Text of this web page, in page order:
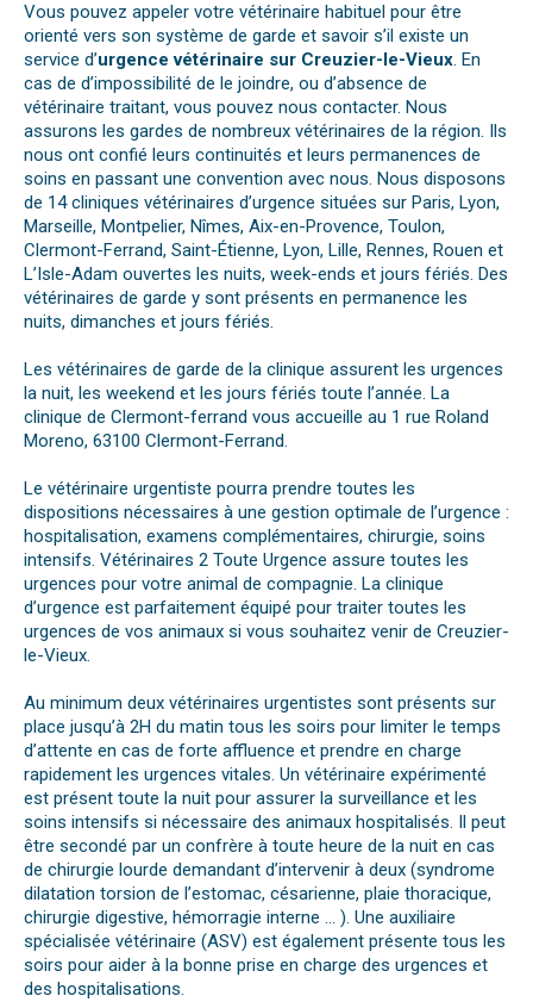
Vous pouvez appeler votre vétérinaire habituel pour être
orienté vers son système de garde et savoir s’il existe un
service d’urgence vétérinaire sur Creuzier-le-Vieux. En
cas de d’impossibilité de le joindre, ou d’absence de
vétérinaire traitant, vous pouvez nous contacter. Nous
assurons les gardes de nombreux vétérinaires de la région. Ils
nous ont confié leurs continuités et leurs permanences de
soins en passant une convention avec nous. Nous disposons
de 14 cliniques vétérinaires d’urgence situées sur Paris, Lyon,
Marseille, Montpelier, Nîmes, Aix-en-Provence, Toulon,
Clermont-Ferrand, Saint-Étienne, Lyon, Lille, Rennes, Rouen et
L’Isle-Adam ouvertes les nuits, week-ends et jours fériés. Des
vétérinaires de garde y sont présents en permanence les
nuits, dimanches et jours fériés.
Les vétérinaires de garde de la clinique assurent les urgences
la nuit, les weekend et les jours fériés toute l’année. La
clinique de Clermont-ferrand vous accueille au 1 rue Roland
Moreno, 63100 Clermont-Ferrand.
Le vétérinaire urgentiste pourra prendre toutes les
dispositions nécessaires à une gestion optimale de l’urgence :
hospitalisation, examens complémentaires, chirurgie, soins
intensifs. Vétérinaires 2 Toute Urgence assure toutes les
urgences pour votre animal de compagnie. La clinique
d’urgence est parfaitement équipé pour traiter toutes les
urgences de vos animaux si vous souhaitez venir de Creuzier-
le-Vieux.
Au minimum deux vétérinaires urgentistes sont présents sur
place jusqu’à 2H du matin tous les soirs pour limiter le temps
d’attente en cas de forte affluence et prendre en charge
rapidement les urgences vitales. Un vétérinaire expérimenté
est présent toute la nuit pour assurer la surveillance et les
soins intensifs si nécessaire des animaux hospitalisés. Il peut
être secondé par un confrère à toute heure de la nuit en cas
de chirurgie lourde demandant d’intervenir à deux (syndrome
dilatation torsion de l’estomac, césarienne, plaie thoracique,
chirurgie digestive, hémorragie interne … ). Une auxiliaire
spécialisée vétérinaire (ASV) est également présente tous les
soirs pour aider à la bonne prise en charge des urgences et
des hospitalisations.